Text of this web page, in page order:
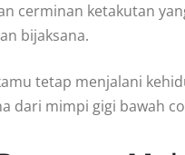
cerminan ketakutan
bijaksana.
tetap menjalani
dari mimpi gigi bawah